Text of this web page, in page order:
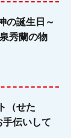
の誕生日～
秀蘭の物
（せた
伝いして